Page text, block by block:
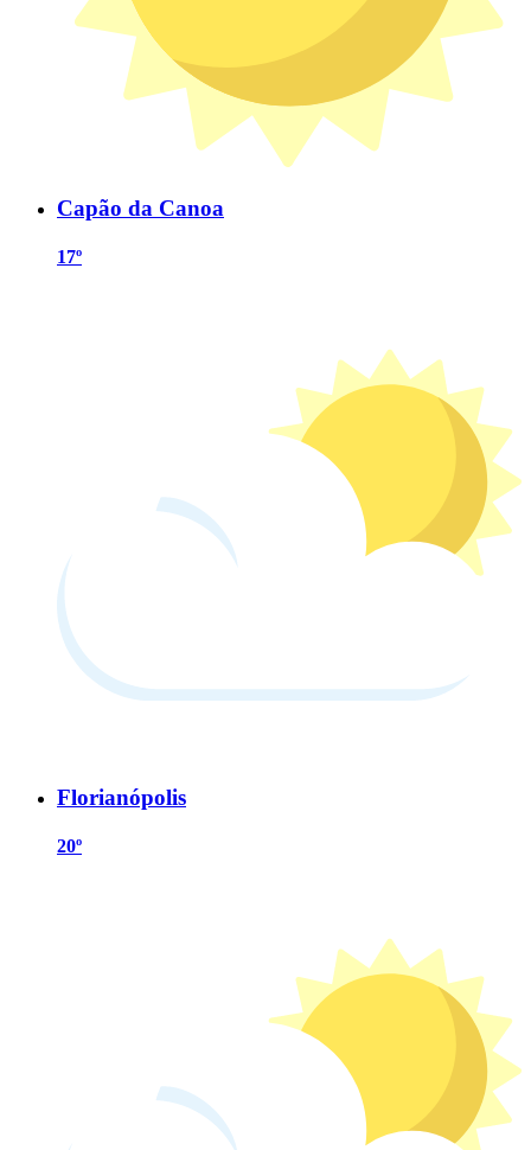
Capão da Canoa
17º
Florianópolis
20º